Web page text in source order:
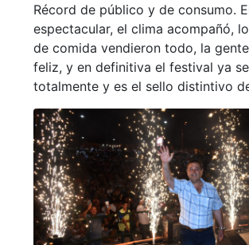
Récord de público y de consumo.
espectacular, el clima acompañó,
de comida vendieron todo, la
feliz, y en definitiva el festival ya
totalmente y es el sello distintivo